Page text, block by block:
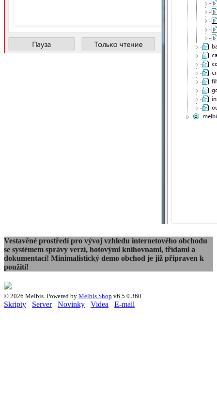
Vestavěné prostředí pro vývoj vzhledu internetového obchodu
se systémem správy verzí, hotovými knihovnami, třídami a
dokumentací! Minimalistický demo obchod je již připraven k
použití!
© 2026 Melbis. Powered by Melbis Shop v6.5.0.360
Skripty Server Novinky Videa E-mail